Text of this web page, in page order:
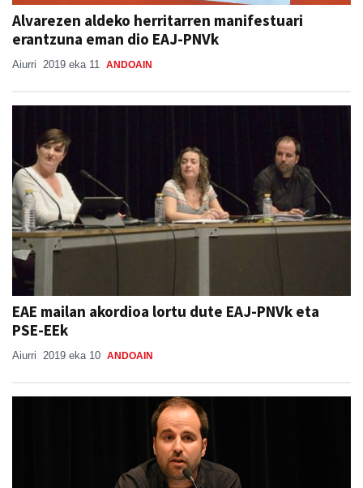
Alvarezen aldeko herritarren manifestuari
erantzuna eman dio EAJ-PNVk
Aiurri 2019 eka 11 ANDOAIN
EAE mailan akordioa lortu dute EAJ-PNVk eta
PSE-EEk
Aiurri 2019 eka 10 ANDOAIN